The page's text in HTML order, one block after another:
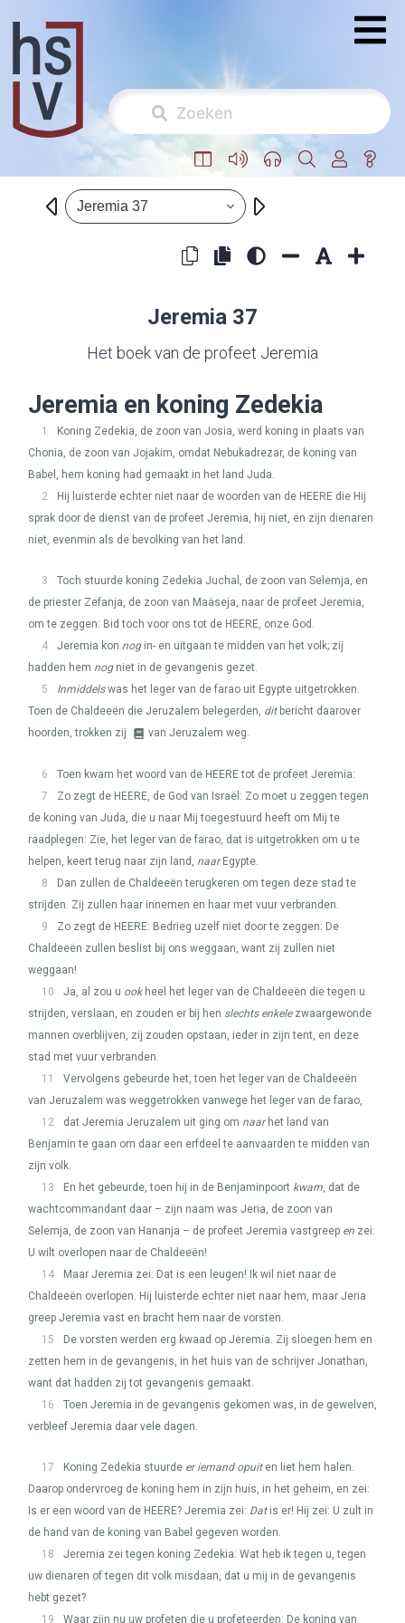
Jeremia 37
Jeremia 37
Het boek van de profeet Jeremia
Jeremia en koning Zedekia
1
Koning Zedekia, de zoon van Josia, werd koning in plaats van
Chonia, de zoon van Jojakim, omdat Nebukadrezar, de koning van
Babel, hem koning had gemaakt in het land Juda.
2
Hij luisterde echter niet naar de woorden van de HEERE die Hij
sprak door de dienst van de profeet Jeremia, hij niet, en zijn dienaren
niet, evenmin als de bevolking van het land.
3
Toch stuurde koning Zedekia Juchal, de zoon van Selemja, en
de priester Zefanja, de zoon van Maäseja, naar de profeet Jeremia,
om te zeggen: Bid toch voor ons tot de HEERE, onze God.
4
Jeremia kon nogin- en uitgaan te midden van het volk; zij
hadden hem nogniet in de gevangenis gezet.
5
Inmiddelswas het leger van de farao uit Egypte uitgetrokken.
Toen de Chaldeeën die Jeruzalem belegerden, ditbericht daarover
hoorden, trokken zij
van Jeruzalem weg.
6 Toen kwam het woord van de HEEREtot de profeet Jeremia:
7
Zo zegt de HEERE, de God van Israël: Zo moet u zeggen tegen
de koning van Juda, die u naar Mij toegestuurd heeft om Mij te
raadplegen: Zie, het leger van de farao, dat is uitgetrokken om u te
helpen, keert terug naar zijn land, naarEgypte.
8
Dan zullen de Chaldeeën terugkeren om tegen deze stad te
strijden. Zij zullen haar innemen en haar met vuur verbranden.
9
Zo zegt de HEERE: Bedrieg uzelf niet door te zeggen: De
Chaldeeën zullen beslist bij ons weggaan, want zij zullen niet
weggaan!
10
Ja, al zou u ookheel het leger van de Chaldeeën die tegen u
strijden, verslaan, en zouden er bij hen slechts enkelezwaargewonde
mannen overblijven, zij zouden opstaan, ieder in zijn tent, en deze
stad met vuur verbranden.
11
Vervolgens gebeurde het, toen het leger van de Chaldeeën
van Jeruzalem was weggetrokken vanwege het leger van de farao,
12
dat Jeremia Jeruzalem uit ging om naarhet land van
Benjamin te gaan om daar een erfdeel te aanvaarden te midden van
zijn volk.
13
En het gebeurde, toen hij in de Benjaminpoort kwam, dat de
wachtcommandant daar – zijn naam was Jeria, de zoon van
Selemja, de zoon van Hananja – de profeet Jeremia vastgreep en zei:
U wilt overlopen naar de Chaldeeën!
14
Maar Jeremia zei: Dat is een leugen! Ik wil niet naar de
Chaldeeën overlopen. Hij luisterde echter niet naar hem, maar Jeria
greep Jeremia vast en bracht hem naar de vorsten.
15
De vorsten werden erg kwaad op Jeremia. Zij sloegen hem en
zetten hem in de gevangenis, in het huis van de schrijver Jonathan,
want dat hadden zij tot gevangenis gemaakt.
16
Toen Jeremia in de gevangenis gekomen was, in de gewelven,
verbleef Jeremia daar vele dagen.
17 Koning Zedekia stuurde er iemand opuiten liet hem halen.
Daarop ondervroeg de koning hem in zijn huis, in het geheim, en zei:
Is er een woord van de HEERE? Jeremia zei: Datis er! Hij zei: U zult in
de hand van de koning van Babel gegeven worden.
18
Jeremia zei tegen koning Zedekia: Wat heb ik tegen u, tegen
uw dienaren of tegen dit volk misdaan, dat u mij in de gevangenis
hebt gezet?
19
Waar zijn nu uw profeten die u profeteerden: De koning van